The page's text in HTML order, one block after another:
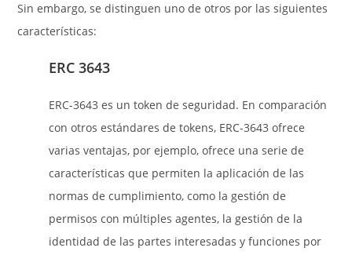
Sin embargo, se distinguen uno de otros por las siguientes
características:
ERC 3643
ERC-3643 es un token de seguridad. En comparación
con otros estándares de tokens, ERC-3643 ofrece
varias ventajas, por ejemplo, ofrece una serie de
características que permiten la aplicación de las
normas de cumplimiento, como la gestión de
permisos con múltiples agentes, la gestión de la
identidad de las partes interesadas y funciones por